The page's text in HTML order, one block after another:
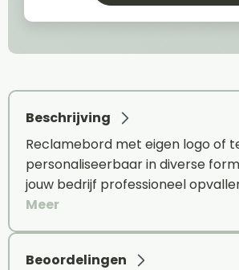
Beschrijving
Reclamebord met eigen logo of
personaliseerbaar in diverse
jouw bedrijf professioneel
Meer
Beoordelingen